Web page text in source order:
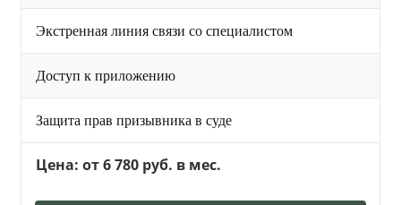
Экстренная линия связи со специалистом
Доступ к приложению
Защита прав призывника в суде
Цена: от 6 780 руб. в мес.